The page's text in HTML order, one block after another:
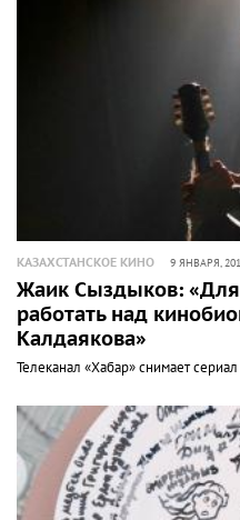
КАЗАХСТАНСКОЕ КИНО 9 ЯНВАРЯ,
Жаик Сыздыков:
работать над
Калдаякова»
Телеканал «Хабар» снимает